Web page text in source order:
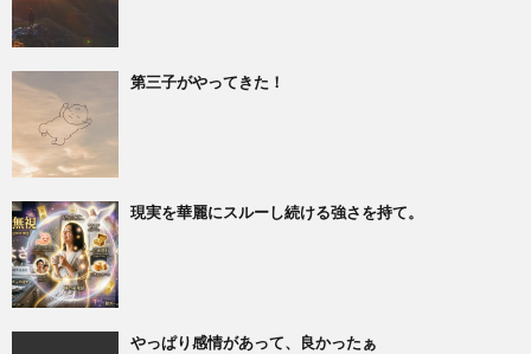
第三子がやってきた！
現実を華麗にスルーし続ける強さを持て。
やっぱり感情があって、良かったぁ